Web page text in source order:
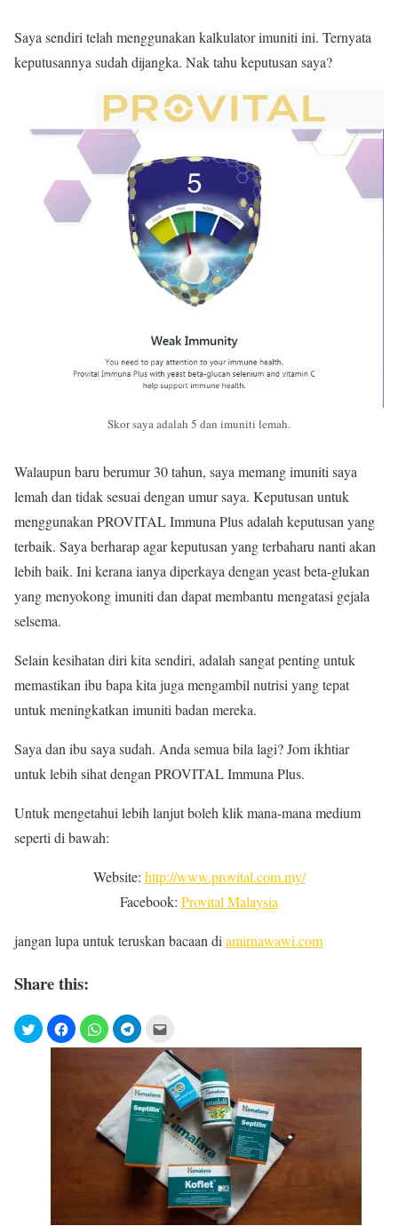
Saya sendiri telah menggunakan kalkulator imuniti ini. Ternyata
keputusannya sudah dijangka. Nak tahu keputusan saya?
Skor saya adalah 5 dan imuniti lemah.
Walaupun baru berumur 30 tahun, saya memang imuniti saya
lemah dan tidak sesuai dengan umur saya. Keputusan untuk
menggunakan PROVITAL Immuna Plus adalah keputusan yang
terbaik. Saya berharap agar keputusan yang terbaharu nanti akan
lebih baik. Ini kerana ianya diperkaya dengan yeast beta-glukan
yang menyokong imuniti dan dapat membantu mengatasi gejala
selsema.
Selain kesihatan diri kita sendiri, adalah sangat penting untuk
memastikan ibu bapa kita juga mengambil nutrisi yang tepat
untuk meningkatkan imuniti badan mereka.
Saya dan ibu saya sudah. Anda semua bila lagi? Jom ikhtiar
untuk lebih sihat dengan PROVITAL Immuna Plus.
Untuk mengetahui lebih lanjut boleh klik mana-mana medium
seperti di bawah:
Website: http://www.provital.com.my/
Facebook: Provital Malaysia
jangan lupa untuk teruskan bacaan di amirnawawi.com
Share this: